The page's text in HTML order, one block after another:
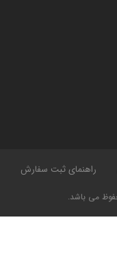
می باشد.
راهنمای ثبت سفارش